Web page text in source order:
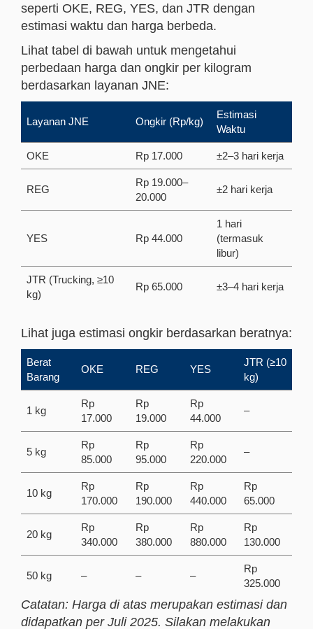
seperti OKE, REG, YES, dan JTR dengan
estimasi waktu dan harga berbeda.
Lihat tabel di bawah untuk mengetahui
perbedaan harga dan ongkir per kilogram
berdasarkan layanan JNE:
Layanan JNE Ongkir (Rp/kg)
Estimasi
Waktu
OKE Rp 17.000 ±2–3 hari kerja
REG
Rp 19.000–
20.000
±2 hari kerja
YES Rp 44.000
1 hari
(termasuk
libur)
JTR (Trucking, ≥10
kg)
Rp 65.000 ±3–4 hari kerja
Lihat juga estimasi ongkir berdasarkan beratnya:
Berat
Barang
OKE REG YES
JTR (≥10
kg)
1 kg
Rp
17.000
Rp
19.000
Rp
44.000
–
5 kg
Rp
85.000
Rp
95.000
Rp
220.000
–
10 kg
Rp
170.000
Rp
190.000
Rp
440.000
Rp
65.000
20 kg
Rp
340.000
Rp
380.000
Rp
880.000
Rp
130.000
50 kg – – –
Rp
325.000
Catatan: Harga di atas merupakan estimasi dan
didapatkan per Juli 2025. Silakan melakukan